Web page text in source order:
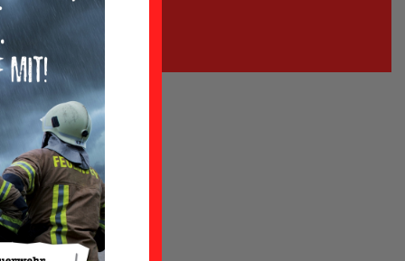
kleinen
Straße
Auto
einem
Somit